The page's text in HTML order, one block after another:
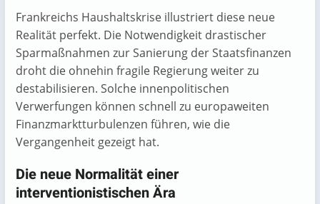
Frankreichs Haushaltskrise illustriert diese neue
Realität perfekt. Die Notwendigkeit drastischer
Sparmaßnahmen zur Sanierung der Staatsfinanzen
droht die ohnehin fragile Regierung weiter zu
destabilisieren. Solche innenpolitischen
Verwerfungen können schnell zu europaweiten
Finanzmarktturbulenzen führen, wie die
Vergangenheit gezeigt hat.
Die neue Normalität einer
interventionistischen Ära